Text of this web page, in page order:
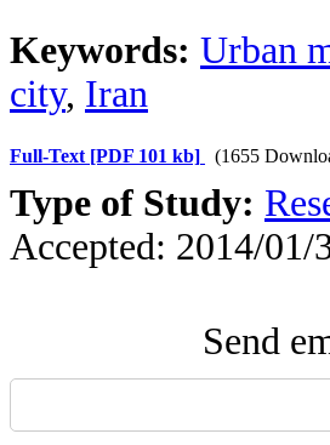
Keywords: Urban
city, Iran
Full-Text [PDF 101 kb] (1655
Type of Study:
Accepted: 2014/01/
Send